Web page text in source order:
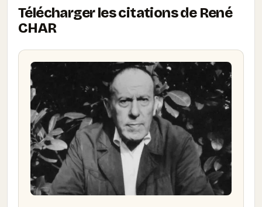
Télécharger les citations de René
CHAR